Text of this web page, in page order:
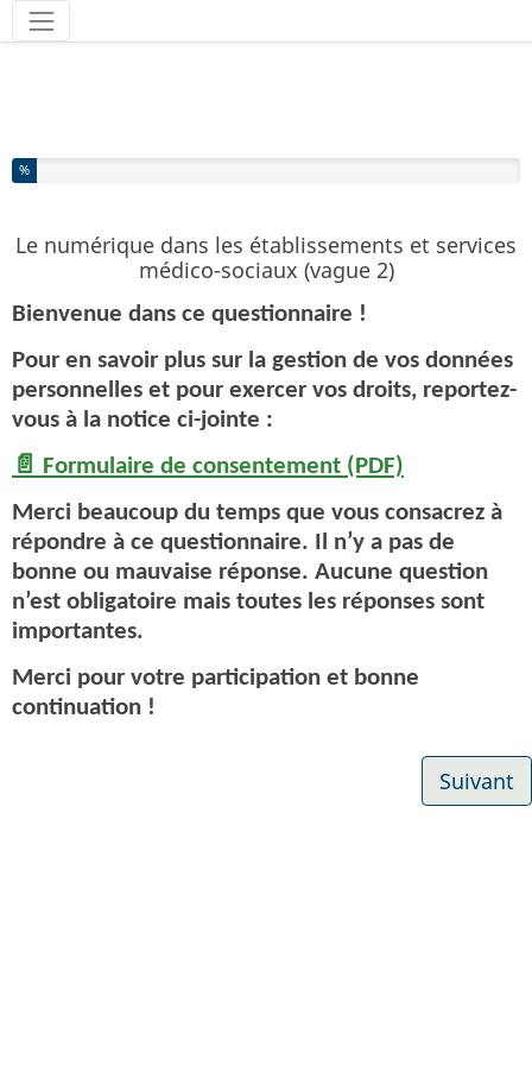
Outils
Vous avez complété % de ce questionnaire.
%
Le numérique dans les établissements et services
médico-sociaux (vague 2)
Bienvenue dans ce questionnaire !
Pour en savoir plus sur la gestion de vos données
personnelles et pour exercer vos droits, reportez-
vous à la notice ci-jointe :
📄 Formulaire de consentement (PDF)
Merci beaucoup du temps que vous consacrez à
répondre à ce questionnaire. Il n’y a pas de
bonne ou mauvaise réponse. Aucune question
n’est obligatoire mais toutes les réponses sont
importantes.
Merci pour votre participation et bonne
continuation !
Suivant